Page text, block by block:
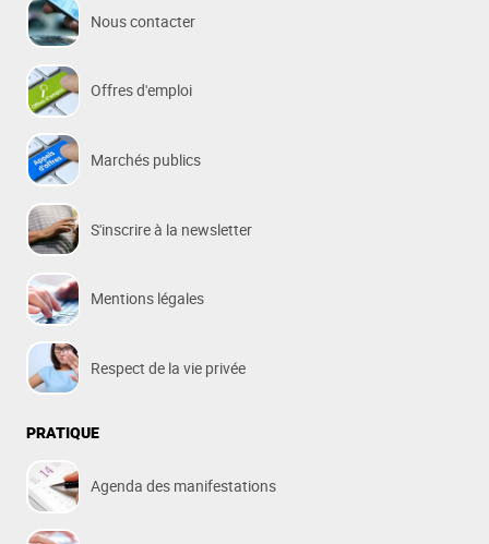
Nous contacter
Offres d'emploi
Marchés publics
S'inscrire à la newsletter
Mentions légales
Respect de la vie privée
PRATIQUE
Agenda des manifestations